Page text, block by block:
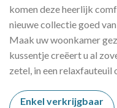
komen deze heerlijk
nieuwe collectie goed van
Maak uw woonkamer
kussentje creëert u al
zetel, in een relaxfauteuil
Enkel verkrijgbaar